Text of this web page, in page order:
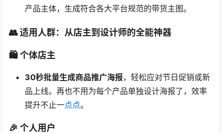
产品主体，生成符合各大平台规范的带货主图。
👥 适用人群：从店主到设计师的全能神器
🛍️ 个体店主
30秒批量生成商品推广海报，轻松应对节日促销或新
品上线。再也不用为每个产品单独设计海报了，效率
提升不止一点点。
🎉 个人用户